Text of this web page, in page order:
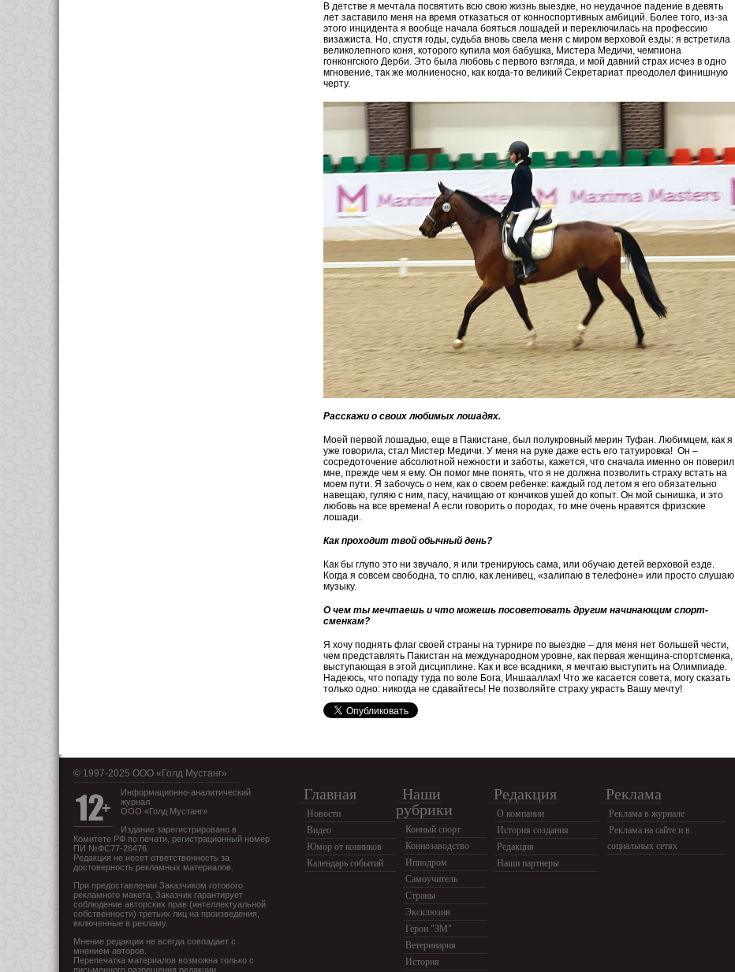
В детстве я мечтала посвятить всю свою жизнь выездке, но неудачное падение в девять
лет заставило меня на время отказаться от конноспортивных амбиций. Более того, из-за
этого инцидента я вообще начала бояться лошадей и переключилась на профессию
визажиста. Но, спустя годы, судьба вновь свела меня с миром верховой езды: я встретила
великолепного коня, которого купила моя бабушка, Мистера Медичи, чемпиона
гонконгского Дерби. Это была любовь с первого взгляда, и мой давний страх исчез в одно
мгновение, так же молниеносно, как когда-то великий Секретариат преодолел финишную
черту.
Расскажи о своих любимых лошадях.
Моей первой лошадью, еще в Пакистане, был полукровный мерин Туфан. Любимцем, как я
уже говорила, стал Мистер Медичи. У меня на руке даже есть его татуировка! Он –
сосредоточение абсолютной нежности и заботы, кажется, что сначала именно он поверил
мне, прежде чем я ему. Он помог мне понять, что я не должна позволить страху встать на
моем пути. Я забочусь о нем, как о своем ребенке: каждый год летом я его обязательно
навещаю, гуляю с ним, пасу, начищаю от кончиков ушей до копыт. Он мой сынишка, и это
любовь на все времена! А если говорить о породах, то мне очень нравятся фризские
лошади.
Как проходит твой обычный день?
Как бы глупо это ни звучало, я или тренируюсь сама, или обу­чаю детей верховой езде.
Когда я совсем свободна, то сплю, как ленивец, «залипаю в телефоне» или просто слушаю
музыку.
О чем ты мечтаешь и что можешь посоветовать другим начинающим спорт­
сменкам?
Я хочу поднять флаг своей страны на турнире по выездке – для меня нет большей чести,
чем представлять Пакистан на международном уровне, как первая женщина-спортсменка,
выступающая в этой дисциплине. Как и все всадники, я мечтаю выступить на Олимпиаде.
Надеюсь, что попаду туда по воле Бога, Иншааллах! Что же касается совета, могу сказать
только одно: никогда не сдавайтесь! Не позволяйте страху украсть Вашу мечту!
© 1997-2025 OOO «Голд Мустанг»
Информационно-аналитический
журнал
ООО «Голд Мустанг»
Издание зарегистрировано в
Комитете РФ по печати, регистрационный номер
ПИ №ФС77-26476.
Редакция не несет ответственность за
достоверность рекламных материалов.
При предоставлении Заказчиком готового
рекламного макета, Заказчик гарантирует
соблюдение авторских прав (интеллектуальной
собственности) третьих лиц на произведения,
включенные в рекламу.
Мнение редакции не всегда совпадает с
мнением авторов.
Перепечатка материалов возможна только с
письменного разрешения редакции.
Главная
Новости
Видео
Юмор от конников
Календарь событий
Наши
рубрики
Конный спорт
Коннозаводство
Ипподром
Самоучитель
Страны
Эксклюзив
Герои "ЗМ"
Ветеринария
История
Редакция
О компании
История создания
Редакция
Наши партнеры
Реклама
Реклама в журнале
Реклама на сайте и в
социальных сетях